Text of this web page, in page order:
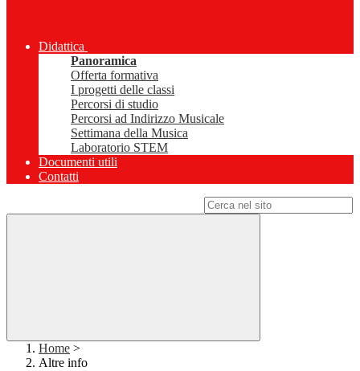
Didattica
Panoramica
Offerta formativa
I progetti delle classi
Percorsi di studio
Percorsi ad Indirizzo Musicale
Settimana della Musica
Laboratorio STEM
Documenti utili
Contatti
Home >
Altre info